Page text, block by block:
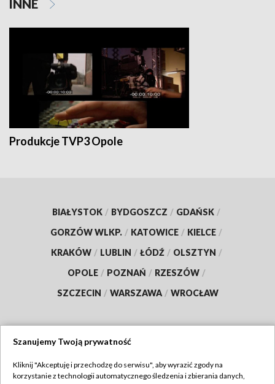
INNE
Produkcje TVP3 Opole
BIAŁYSTOK / BYDGOSZCZ / GDAŃSK /
GORZÓW WLKP. / KATOWICE / KIELCE /
KRAKÓW / LUBLIN / ŁÓDŹ / OLSZTYN /
OPOLE / POZNAŃ / RZESZÓW /
SZCZECIN / WARSZAWA / WROCŁAW
TVP
Szanujemy Twoją prywatność
Kliknij "Akceptuję i przechodzę do serwisu", aby wyrazić zgody na
korzystanie z technologii automatycznego śledzenia i zbierania danych,